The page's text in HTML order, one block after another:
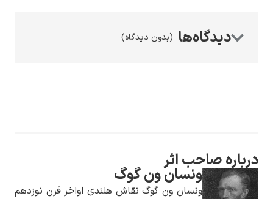
پیر آگوست رنوآر
(بدون دیدگاه)
صاحب اثر
ونسان ون گوگ
ونسان ون گوگ نقاش هلندی اواخر قرن نوزدهم